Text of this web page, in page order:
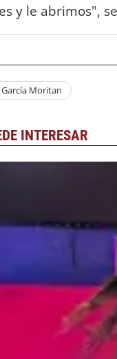
y le abrimos",
Moritan
INTERESAR